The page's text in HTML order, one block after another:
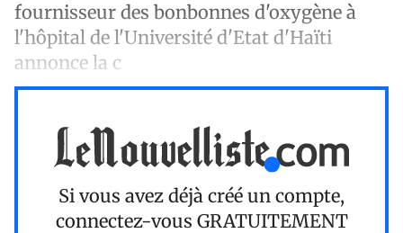
fournisseur des bonbonnes d'oxygène à
l'hôpital de l'Université d'Etat d'Haïti
annonce la c
Si vous avez déjà créé un compte,
connectez-vous GRATUITEMENT